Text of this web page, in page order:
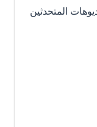
فيديوهات المتحدثين